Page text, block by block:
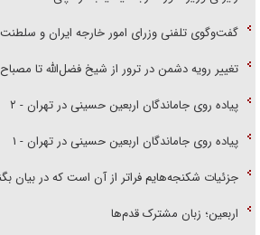
گفت‌وگوی تلفنی وزرای امور خارجه ایران و
تغییر رویه دشمن در ترور از شیخ فضل‌الله تا
پیاده روی جاماندگان اربعین حسینی در تهران - ۲
پیاده روی جاماندگان اربعین حسینی در تهران - ۱
جزئیات شکنجه‌هایم فراتر از آن است که در بیان
اربعین؛ زبان مشترک قدم‌ها